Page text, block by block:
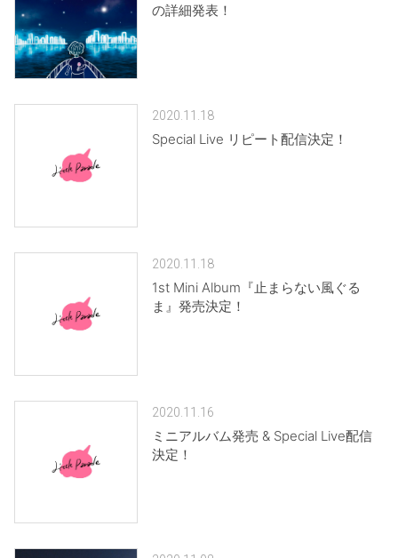
の詳細発表！
2020.11.18
Special Live リピート配信決定！
2020.11.18
1st Mini Album『止まらない風ぐる
ま』発売決定！
2020.11.16
ミニアルバム発売 & Special Live配信
決定！